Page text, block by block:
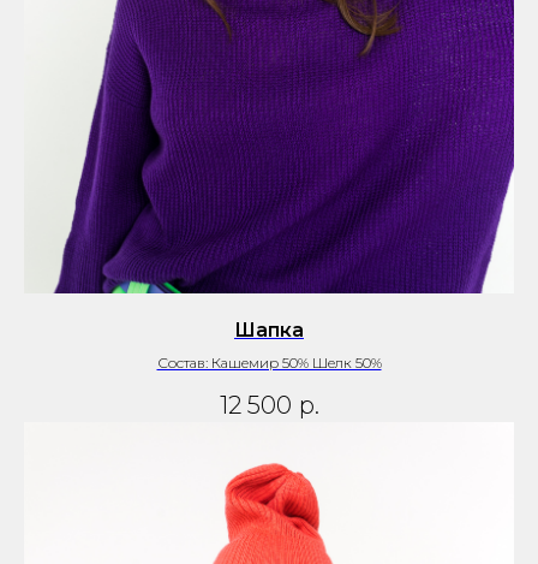
Шапка
Состав: Кашемир 50% Шелк 50%
12 500 р.